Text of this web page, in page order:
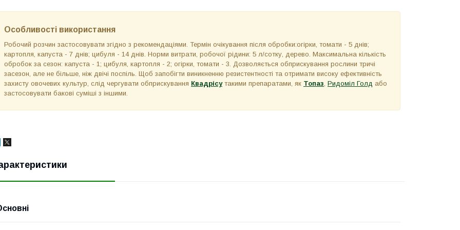
Особливості використання
Робочий розчин застосовувати згідно з рекомендаціями. Термін очікування після обробки:огірки, томати - 5 днів;
картопля, капуста - 7 днів; цибуля - 14 днів. Норми витрати, робочої рідини: 5 л/сотку, дерево. Максимальна кількість
обробок за сезон: капуста - 1; цибуля, картопля - 2; огірки, томати - 3. Дозволяється обприскування рослини тричі
засезон, але не більше, ніж двічі поспіль. Щоб запобігти виникненню резистентності та отримати високу ефективність
захисту овочевих культур, слід чергувати обприскування Квадрісутакими препаратами, як Топаз Ридоміл Голд або
застосовувати бакові суміші з іншими.